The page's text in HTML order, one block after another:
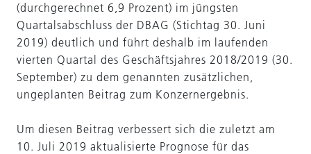
(durchgerechnet 6,9 Prozent) im jüngsten
Quartalsabschluss der DBAG (Stichtag 30. Juni
2019) deutlich und führt deshalb im laufenden
vierten Quartal des Geschäftsjahres 2018/2019 (30.
September) zu dem genannten zusätzlichen,
ungeplanten Beitrag zum Konzernergebnis.
Um diesen Beitrag verbessert sich die zuletzt am
10. Juli 2019 aktualisierte Prognose für das